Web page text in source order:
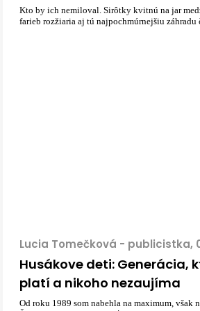
Kto by ich nemiloval. Sirôtky kvitnú na jar
farieb rozžiaria aj tú najpochmúrnejšiu záhradu
Lucia Tomečková - publicistka,
Husákove deti: Generácia,
platí a nikoho nezaujíma
Od roku 1989 som nabehla na maximum, však